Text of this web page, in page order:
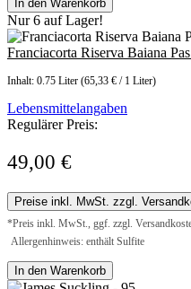
In den Warenkorb
Nur 6 auf Lager!
Franciacorta Riserva Baiana
Inhalt: 0.75 Liter (65,33 € / 1 Liter)
Lebensmittelangaben
Regulärer Preis:
49,00 €
Preise inkl. MwSt. zzgl.
*Preis inkl. MwSt., ggf. zzgl.
Allergenhinweis: enthält Sulfite
In den Warenkorb